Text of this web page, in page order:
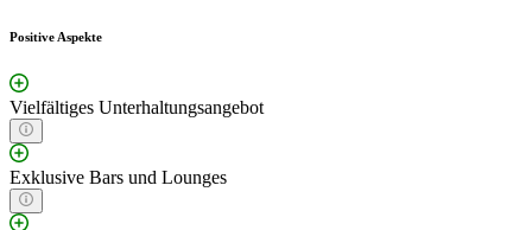
Positive Aspekte
Vielfältiges Unterhaltungsangebot
Exklusive Bars und Lounges